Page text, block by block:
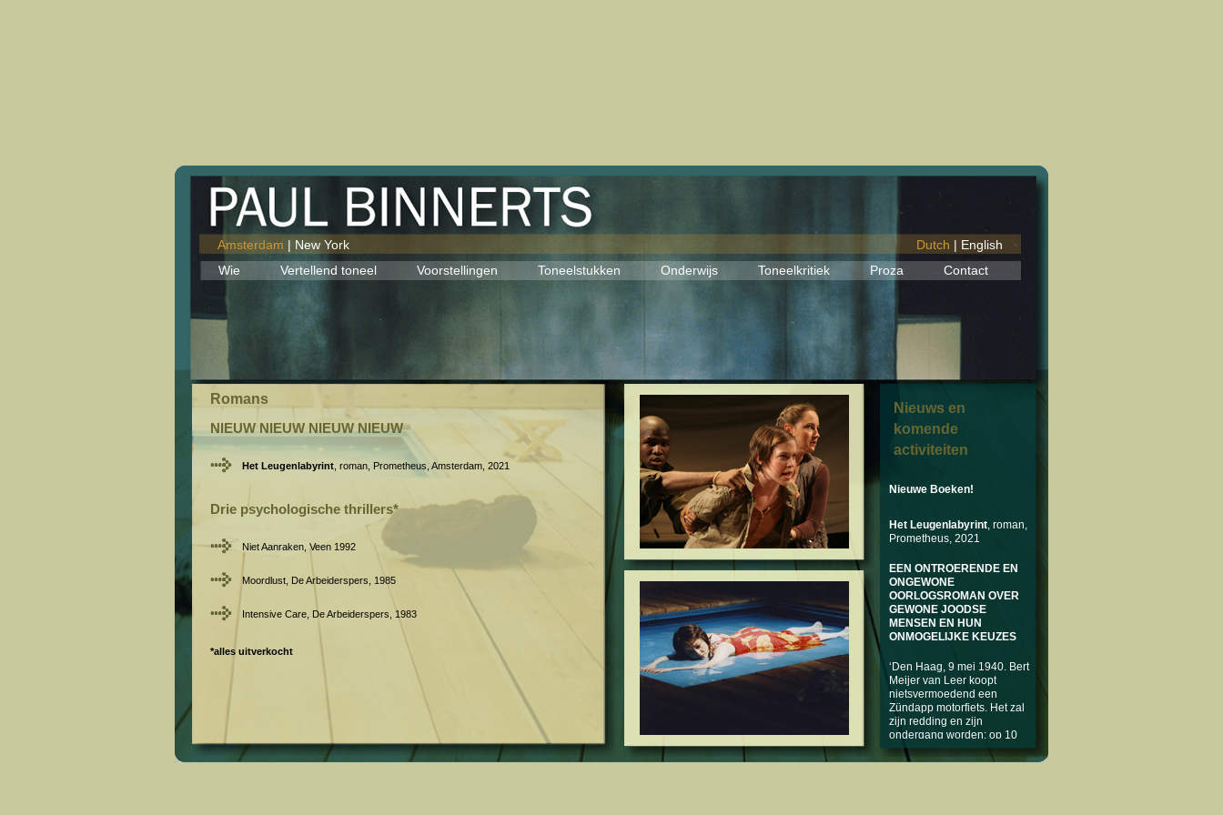
Amsterdam | New York Dutch | English
Wie
Vertellend toneel Voorstellingen Toneelstukken Onderwijs Toneelkritiek Proza Contact
Romans
NIEUW NIEUW NIEUW NIEUW
Het Leugenlabyrint , roman, Prometheus, Amsterdam, 2021
Drie psychologische thrillers*
Niet Aanraken, Veen 1992
Moordlust, De Arbeiderspers, 1985
Intensive Care, De Arbeiderspers, 1983
*alles uitverkocht
Nieuws en
komende
activiteiten
Nieuwe Boeken!
Het Leugenlabyrint, roman,
Prometheus, 2021
EEN ONTROERENDE EN
ONGEWONE
OORLOGSROMAN OVER
GEWONE JOODSE
MENSEN EN HUN
ONMOGELIJKE KEUZES
‘Den Haag, 9 mei 1940. Bert
Meijer van Leer koopt
nietsvermoedend een
Zündapp motorfiets. Het zal
zijn redding en zijn
ondergang worden: op 10
mei valt het Duitse leger
Nederland binnen. Emmeke,